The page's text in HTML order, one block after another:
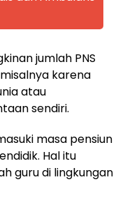
jumlah PNS
karena
atau
sendiri.
masa pensiun
Hal itu
guru di lingkungan